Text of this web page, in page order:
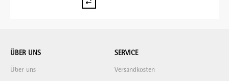
ÜBER UNS
Über uns
SERVICE
Versandkosten